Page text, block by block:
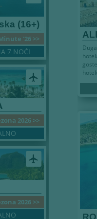
(16+)
'26 >>
7 NOĆI
airplanemode_active
2026 >>
airplanemode_active
2026 >>